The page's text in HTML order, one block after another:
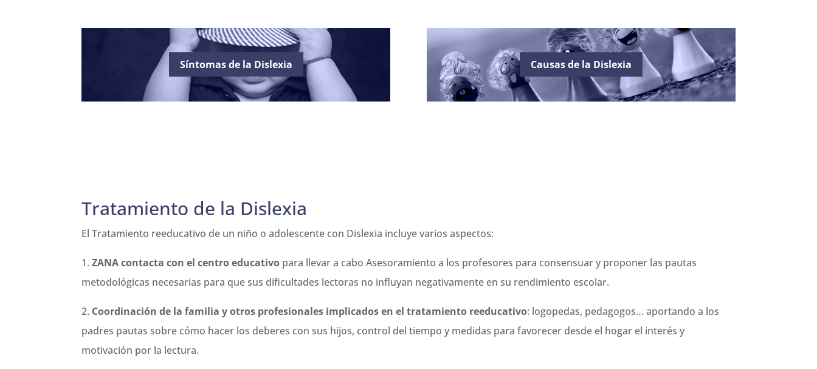
Síntomas de la Dislexia Causas de la Dislexia
Tratamiento de la Dislexia
El Tratamiento reeducativo de un niño o adolescente con Dislexia incluye varios aspectos:
1.ZANA contacta con el centro educativo para llevar a cabo Asesoramiento a los profesores para consensuar y proponer las pautas
metodológicas necesarias para que sus dificultades lectoras no influyan negativamente en su rendimiento escolar.
2. Coordinación de la familia y otros profesionales implicados en el tratamiento reeducativo: logopedas, pedagogos… aportando a los
padres pautas sobre cómo hacer los deberes con sus hijos, control del tiempo y medidas para favorecer desde el hogar el interés y
motivación por la lectura.